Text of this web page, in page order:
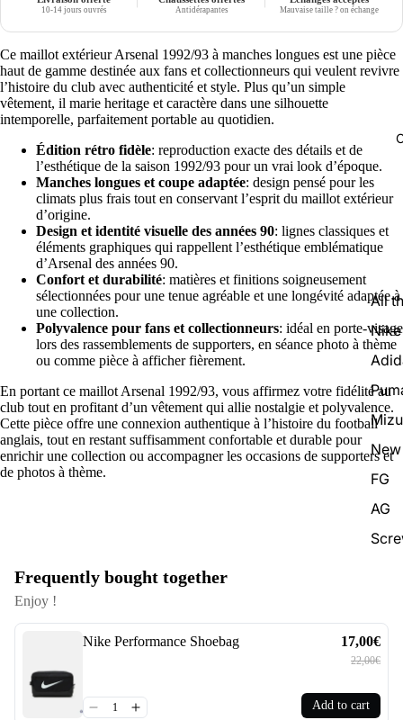
All
Nike
FG
AG
10-14 jours ouvrés Antidérapantes Mauvaise taille ? on échange
Ce maillot extérieur Arsenal 1992/93 à manches longues est une pièce
haut de gamme destinée aux fans et collectionneurs qui veulent revivre
l’histoire du club avec authenticité et style. Plus qu’un simple
vêtement, il marie heritage et caractère dans une silhouette
intemporelle, parfaitement portable au quotidien.
Édition rétro fidèle: reproduction exacte des détails et de
l’esthétique de la saison 1992/93 pour un vrai look d’époque.
Manches longues et coupe adaptée: design pensé pour les
climats plus frais tout en conservant l’esprit du maillot extérieur
d’origine.
Design et identité visuelle des années 90: lignes classiques et
éléments graphiques qui rappellent l’esthétique emblématique
d’Arsenal des années 90.
Confort et durabilité: matières et finitions soigneusement
sélectionnées pour une tenue agréable et une longévité adaptée à
une collection.
Polyvalence pour fans et collectionneurs: idéal en porte-visage
lors des rassemblements de supporters, en séance photo à thème
ou comme pièce à afficher fièrement.
En portant ce maillot Arsenal 1992/93, vous affirmez votre fidélité au
club tout en profitant d’un vêtement qui allie nostalgie et polyvalence.
Cette pièce offre une connexion authentique à l’histoire du football
anglais, tout en restant suffisamment confortable et durable pour
enrichir une collection ou accompagner les occasions de supporters et
de photos à thème.
Frequently bought together
Enjoy !
Nike Performance Shoebag 17,00€
22,00€
Add to cart